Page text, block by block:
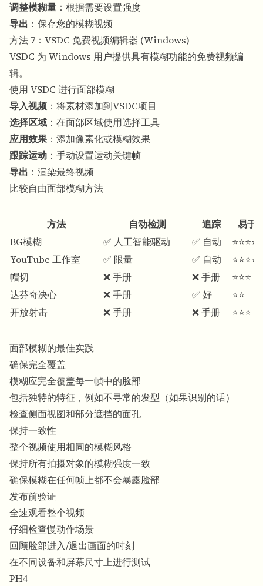
调整模糊量 ：根据需要设置强度
导出 ：保存您的模糊视频
方法 7：VSDC 免费视频编辑器 (Windows)
VSDC 为 Windows 用户提供具有模糊功能的免费视频编
辑。
使用 VSDC 进行面部模糊
导入视频 ：将素材添加到VSDC项目
选择区域 ：在面部区域使用选择工具
应用效果 ：添加像素化或模糊效果
跟踪运动 ：手动设置运动关键帧
导出 ：渲染最终视频
比较自由面部模糊方法
方法 自动检测 追踪
易于
BG模糊
✅ 人工智能驱动 ✅ 自动
YouTube 工作室
✅ 限量 ✅ 自动
⭐⭐⭐⭐
帽切
❌ 手册 ❌ 手册
⭐⭐⭐
达芬奇决心
❌ 手册 ✅ 好
⭐⭐
开放射击
❌ 手册 ❌ 手册 ⭐⭐⭐
面部模糊的最佳实践
确保完全覆盖
模糊应完全覆盖每一帧中的脸部
包括独特的特征，例如不寻常的发型（如果识别的话）
检查侧面视图和部分遮挡的面孔
保持一致性
整个视频使用相同的模糊风格
保持所有拍摄对象的模糊强度一致
确保模糊在任何帧上都不会暴露脸部
发布前验证
全速观看整个视频
仔细检查慢动作场景
回顾脸部进入/退出画面的时刻
在不同设备和屏幕尺寸上进行测试
PH4